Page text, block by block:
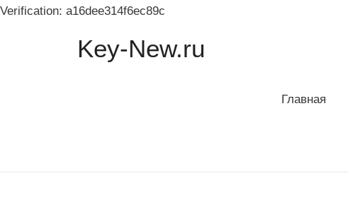
Verification: a16dee314f6ec89c
Key-New.ru
Главная